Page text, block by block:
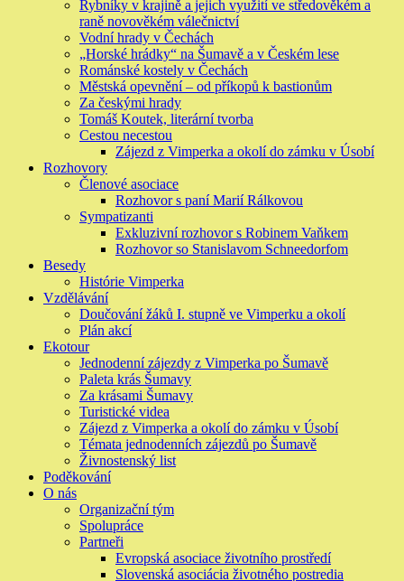
Rybníky v krajině a jejich využití ve středověkém a
raně novověkém válečnictví
Vodní hrady v Čechách
„Horské hrádky“ na Šumavě a v Českém lese
Románské kostely v Čechách
Městská opevnění – od příkopů k bastionům
Za českými hrady
Tomáš Koutek, literární tvorba
Cestou necestou
Zájezd z Vimperka a okolí do zámku v Úsobí
Rozhovory
Členové asociace
Rozhovor s paní Marií Rálkovou
Sympatizanti
Exkluzivní rozhovor s Robinem Vaňkem
Rozhovor so Stanislavom Schneedorfom
Besedy
Histórie Vimperka
Vzdělávání
Doučování žáků I. stupně ve Vimperku a okolí
Plán akcí
Ekotour
Jednodenní zájezdy z Vimperka po Šumavě
Paleta krás Šumavy
Za krásami Šumavy
Turistické videa
Zájezd z Vimperka a okolí do zámku v Úsobí
Témata jednodenních zájezdů po Šumavě
Živnostenský list
Poděkování
O nás
Organizační tým
Spolupráce
Partneři
Evropská asociace životního prostředí
Slovenská asociácia životného postredia